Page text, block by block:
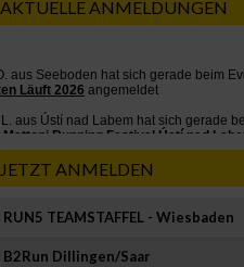
AKTUELLE ANMELDUNGEN
JETZT ANMELDEN
RUN5 TEAMSTAFFEL - Wiesbaden
B2Run Dillingen/Saar